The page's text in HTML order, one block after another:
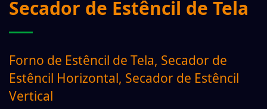
Secador de Estêncil de Tela
Forno de Estêncil de Tela, Secador de
Estêncil Horizontal, Secador de Estêncil
Vertical